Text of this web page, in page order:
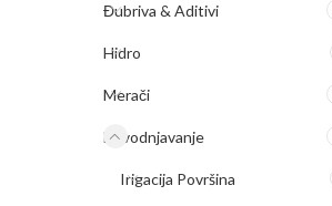
Đubriva & Aditivi
Hidro
Merači
Navodnjavanje
Irigacija Površina